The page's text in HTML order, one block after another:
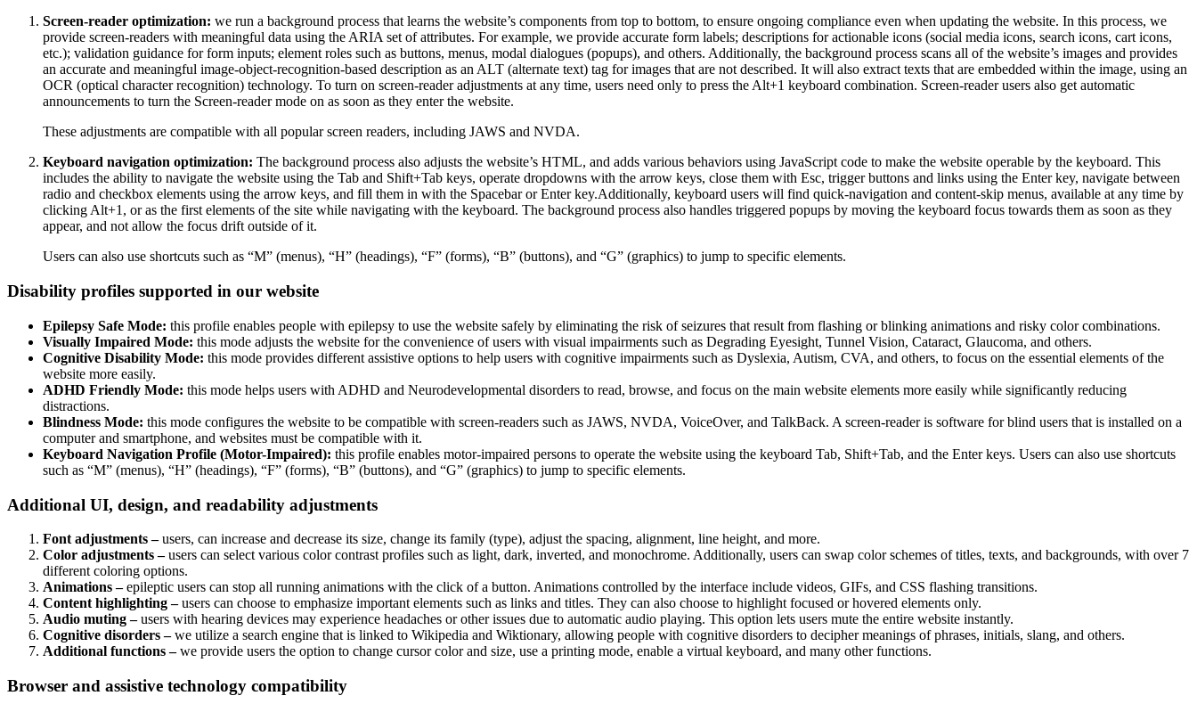
Screen-reader optimization: we run a background process that learns the website’s components from top to bottom, to ensure ongoing compliance even when updating the website. In this process, we
provide screen-readers with meaningful data using the ARIA set of attributes. For example, we provide accurate form labels; descriptions for actionable icons (social media icons, search icons, cart icons,
etc.); validation guidance for form inputs; element roles such as buttons, menus, modal dialogues (popups), and others. Additionally, the background process scans all of the website’s images and provides
an accurate and meaningful image-object-recognition-based description as an ALT (alternate text) tag for images that are not described. It will also extract texts that are embedded within the image, using an
OCR (optical character recognition) technology. To turn on screen-reader adjustments at any time, users need only to press the Alt+1 keyboard combination. Screen-reader users also get automatic
announcements to turn the Screen-reader mode on as soon as they enter the website.
These adjustments are compatible with all popular screen readers, including JAWS and NVDA.
Keyboard navigation optimization: The background process also adjusts the website’s HTML, and adds various behaviors using JavaScript code to make the website operable by the keyboard. This
includes the ability to navigate the website using the Tab and Shift+Tab keys, operate dropdowns with the arrow keys, close them with Esc, trigger buttons and links using the Enter key, navigate between
radio and checkbox elements using the arrow keys, and fill them in with the Spacebar or Enter key.Additionally, keyboard users will find quick-navigation and content-skip menus, available at any time by
clicking Alt+1, or as the first elements of the site while navigating with the keyboard. The background process also handles triggered popups by moving the keyboard focus towards them as soon as they
appear, and not allow the focus drift outside of it.
Users can also use shortcuts such as “M” (menus), “H” (headings), “F” (forms), “B” (buttons), and “G” (graphics) to jump to specific elements.
Disability profiles supported in our website
Epilepsy Safe Mode: this profile enables people with epilepsy to use the website safely by eliminating the risk of seizures that result from flashing or blinking animations and risky color combinations.
Visually Impaired Mode: this mode adjusts the website for the convenience of users with visual impairments such as Degrading Eyesight, Tunnel Vision, Cataract, Glaucoma, and others.
Cognitive Disability Mode: this mode provides different assistive options to help users with cognitive impairments such as Dyslexia, Autism, CVA, and others, to focus on the essential elements of the
website more easily.
ADHD Friendly Mode: this mode helps users with ADHD and Neurodevelopmental disorders to read, browse, and focus on the main website elements more easily while significantly reducing
distractions.
Blindness Mode: this mode configures the website to be compatible with screen-readers such as JAWS, NVDA, VoiceOver, and TalkBack. A screen-reader is software for blind users that is installed on a
computer and smartphone, and websites must be compatible with it.
Keyboard Navigation Profile (Motor-Impaired): this profile enables motor-impaired persons to operate the website using the keyboard Tab, Shift+Tab, and the Enter keys. Users can also use shortcuts
such as “M” (menus), “H” (headings), “F” (forms), “B” (buttons), and “G” (graphics) to jump to specific elements.
Additional UI, design, and readability adjustments
Font adjustments –users, can increase and decrease its size, change its family (type), adjust the spacing, alignment, line height, and more.
Color adjustments –users can select various color contrast profiles such as light, dark, inverted, and monochrome. Additionally, users can swap color schemes of titles, texts, and backgrounds, with over 7
different coloring options.
Animations –epileptic users can stop all running animations with the click of a button. Animations controlled by the interface include videos, GIFs, and CSS flashing transitions.
Content highlighting –users can choose to emphasize important elements such as links and titles. They can also choose to highlight focused or hovered elements only.
Audio muting –users with hearing devices may experience headaches or other issues due to automatic audio playing. This option lets users mute the entire website instantly.
Cognitive disorders –we utilize a search engine that is linked to Wikipedia and Wiktionary, allowing people with cognitive disorders to decipher meanings of phrases, initials, slang, and others.
Additional functions –we provide users the option to change cursor color and size, use a printing mode, enable a virtual keyboard, and many other functions.
Browser and assistive technology compatibility